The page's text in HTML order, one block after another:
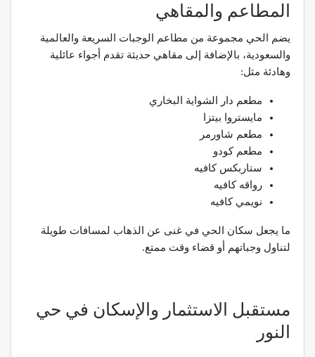
المطاعم والمقاهي
يضم الحي مجموعة من مطاعم الوجبات السريعة والعالمية
والسعودية، بالإضافة إلى مقاهي حديثة تقدم أجواء عائلية
وهادئة مثل:
مطعم دار الشواية البخاري
مايستروا بيتزا
مطعم شاورمر
مطعم كودو
ستاربكس كافيه
رواقه كافيه
نويمي كافيه
ما يجعل سكان الحي في غنى عن الذهاب لمسافات طويلة
لتناول وجباتهم أو قضاء وقت ممتع.
مستقبل الاستثمار والإسكان في حي
النور